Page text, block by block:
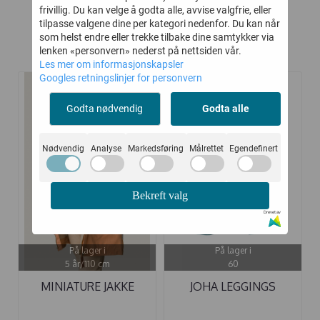
Kunder kjøpte også
-30%
På lager i
5 år/110 cm
MINIATURE JAKKE
-50%
På lager i
60
JOHA LEGGINGS
frivillig. Du kan velge å godta alle, avvise valgfrie, eller
tilpasse valgene dine per kategori nedenfor. Du kan når
som helst endre eller trekke tilbake dine samtykker via
lenken «personvern» nederst på nettsiden vår.
Les mer om informasjonskapsler
Googles retningslinjer for personvern
Godta nødvendig Godta alle
Nødvendig Analyse Markedsføring Målrettet Egendefinert
Bekreft valg
Drevet av